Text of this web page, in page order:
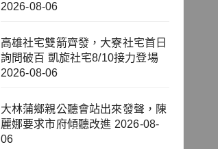
2026-08-06
高雄社宅雙箭齊發，大寮社宅首日
詢問破百 凱旋社宅8/10接力登場
2026-08-06
大林蒲鄉親公聽會站出來發聲，陳
麗娜要求市府傾聽改進 2026-08-
06